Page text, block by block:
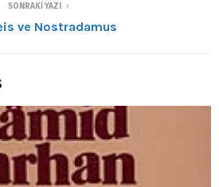
SONRAKI YAZI
ve Nostradamus